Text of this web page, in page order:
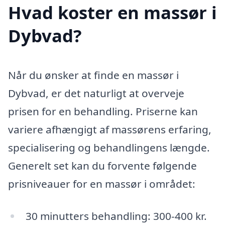
Hvad koster en massør i
Dybvad?
Når du ønsker at finde en massør i
Dybvad, er det naturligt at overveje
prisen for en behandling. Priserne kan
variere afhængigt af massørens erfaring,
specialisering og behandlingens længde.
Generelt set kan du forvente følgende
prisniveauer for en massør i området:
30 minutters behandling: 300-400 kr.